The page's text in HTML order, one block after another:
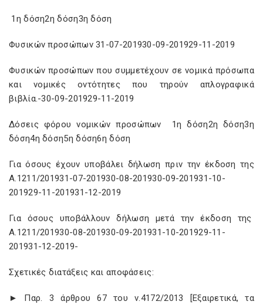
1η δόση2η δόση3η δόση
Φυσικών προσώπων 31-07-201930-09-201929-11-2019
Φυσικών προσώπων που συμμετέχουν σε νομικά πρόσωπα
και νομικές οντότητες που τηρούν απλογραφικά
βιβλία.-30-09-201929-11-2019
Δόσεις φόρου νομικών προσώπων 1η δόση2η δόση3η
δόση4η δόση5η δόση6η δόση
Για όσους έχουν υποβάλει δήλωση πριν την έκδοση της
Α.1211/201931-07-201930-08-201930-09-201931-10-
201929-11-201931-12-2019
Για όσους υποβάλλουν δήλωση μετά την έκδοση της
Α.1211/201930-08-201930-09-201931-10-201929-11-
201931-12-2019-
Σχετικές διατάξεις και αποφάσεις:
► Παρ. 3 άρθρου 67 του ν.4172/2013 [Εξαιρετικά, τα